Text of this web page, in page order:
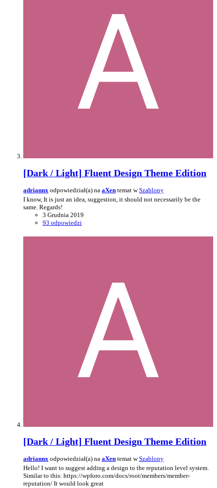
[Dark / Light] Fluent Design Theme Edition
adriannx odpowiedział(a) na aXen temat wSzablony
I know, It is just an idea, suggestion, it should not necessarily be the
same. Regards!
3 Grudnia 2019
93 odpowiedzi
[Dark / Light] Fluent Design Theme Edition
adriannx odpowiedział(a) na aXen temat wSzablony
Hello! I want to suggest adding a design to the reputation level system.
Similar to this: https://wpforo.com/docs/root/members/member-
reputation/ It would look great